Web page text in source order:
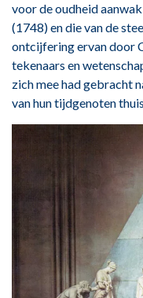
voor de oudheid
(1748) en die van de
ontcijfering ervan door
tekenaars en
zich mee had gebracht
van hun tijdgenoten